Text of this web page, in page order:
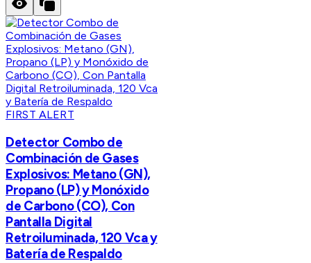
FIRST ALERT
Detector Combo de
Combinación de Gases
Explosivos: Metano (GN),
Propano (LP) y Monóxido
de Carbono (CO), Con
Pantalla Digital
Retroiluminada, 120 Vca y
Batería de Respaldo